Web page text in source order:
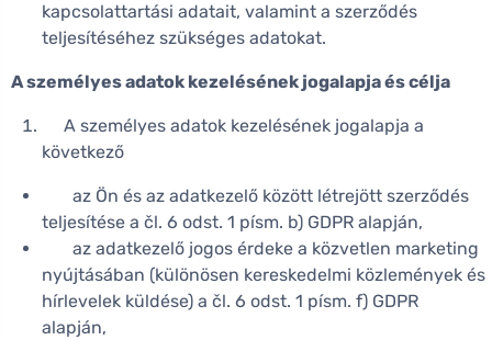
kapcsolattartási adatait, valamint a szerződés
teljesítéséhez szükséges adatokat.
A személyes adatok kezelésének jogalapja és célja
A személyes adatok kezelésének jogalapja a
következő
az Ön és az adatkezelő között létrejött szerződés
teljesítése a čl. 6 odst. 1 písm. b) GDPR alapján,
az adatkezelő jogos érdeke a közvetlen marketing
nyújtásában (különösen kereskedelmi közlemények és
hírlevelek küldése) a čl. 6 odst. 1 písm. f) GDPR
alapján,